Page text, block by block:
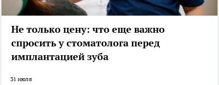
Не только цену: что еще важно
спросить у стоматолога перед
имплантацией зуба
31 июля